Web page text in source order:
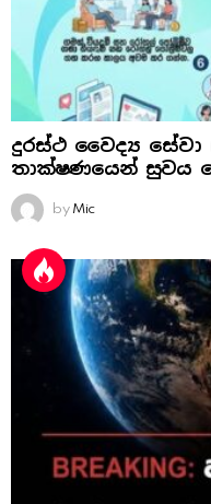
දුරස්ථ වෛද්‍ය සේවා
තාක්ෂණයෙන් සුවය
by Mic